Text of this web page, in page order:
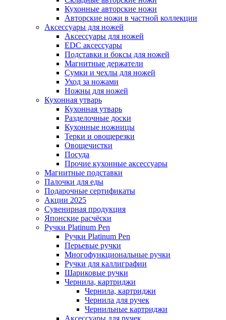
Кухонные авторские ножи
Авторские ножи в частной коллекции
Аксессуары для ножей
Аксессуары для ножей
EDC аксессуары
Подставки и боксы для ножей
Магнитные держатели
Сумки и чехлы для ножей
Уход за ножами
Ножны для ножей
Кухонная утварь
Кухонная утварь
Разделочные доски
Кухонные ножницы
Терки и овощерезки
Овощечистки
Посуда
Прочие кухонные аксессуары
Магнитные подставки
Палочки для еды
Подарочные сертификаты
Акции 2025
Сувенирная продукция
Японские расчёски
Ручки Platinum Pen
Ручки Platinum Pen
Перьевые ручки
Многофункциональные ручки
Ручки для каллиграфии
Шариковые ручки
Чернила, картриджи
Чернила, картриджи
Чернила для ручек
Чернильные картриджи
Аксессуары для ручек